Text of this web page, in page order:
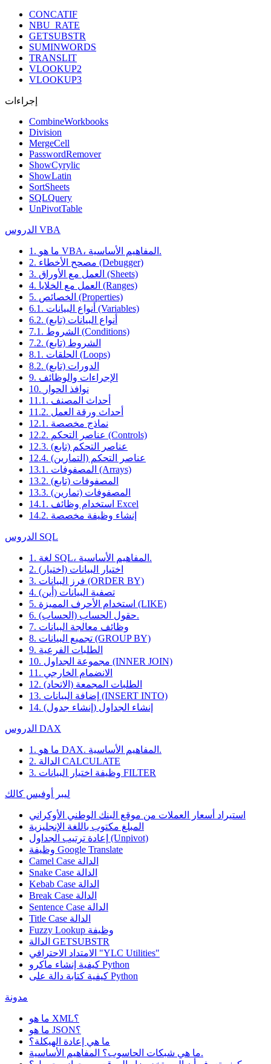
CONCATIF
NBU_RATE
GETSUBSTR
SUMINWORDS
TRANSLIT
VLOOKUP2
VLOOKUP3
إجراءات
CombineWorkbooks
Division
MergeCell
PasswordRemover
ShowCyrylic
ShowLatin
SortSheets
SQLQuery
UnPivotTable
الدروس VBA
1. ما هو VBA، المفاهيم الأساسية.
2. مصحح الأخطاء (Debugger)
3. العمل مع الأوراق (Sheets)
4. العمل مع الخلايا (Ranges)
5. الخصائص (Properties)
6.1. أنواع البيانات (Variables)
6.2. أنواع البيانات (تابع)
7.1. الشروط (Conditions)
7.2. الشروط (تابع)
8.1. الحلقات (Loops)
8.2. الدورات (تابع)
9. الإجراءات والوظائف
10. نوافذ الحوار
11.1. أحداث المصنف
11.2. أحداث ورقة العمل
12.1. نماذج مخصصة
12.2. عناصر التحكم (Controls)
12.3. عناصر التحكم (تابع)
12.4. عناصر التحكم (التمارين)
13.1. المصفوفات (Arrays)
13.2. المصفوفات (تابع)
13.3. المصفوفات (تمارين)
14.1. استخدام وظائف Excel
14.2. إنشاء وظيفة مخصصة
الدروس SQL
1. لغة SQL، المفاهيم الأساسية.
2. اختيار البيانات (اختيار)
3. فرز البيانات (ORDER BY)
4. تصفية البيانات (أين)
5. استخدام الأحرف المميزة (LIKE)
6. حقول الحساب (الحساب).
7. وظائف معالجة البيانات
8. تجميع البيانات (GROUP BY)
9. الطلبات الفرعية
10. مجموعة الجداول (INNER JOIN)
11. الانضمام الخارجي
12. الطلبات المجمعة (الاتحاد)
13. إضافة البيانات (INSERT INTO)
14. إنشاء الجداول (إنشاء جدول)
الدروس DAX
1. ما هو DAX. المفاهيم الأساسية.
2. الدالة CALCULATE
3. وظيفة اختيار البيانات FILTER
ليبر أوفيس كالك
استيراد أسعار العملات من موقع البنك الوطني الأوكراني
المبلغ مكتوب باللغة الإنجليزية
إعادة ترتيب الجداول (Unpivot)
Google Translate
Camel Case الدالة
Snake Case الدالة
Kebab Case الدالة
Break Case الدالة
Sentence Case الدالة
Title Case الدالة
Fuzzy Lookup وظيفة
الدالة GETSUBSTR
الامتداد الاحترافي "YLC Utilities"
كيفية إنشاء ماكرو Python
كيفية كتابة دالة على Python
مدونة
ما هو XML؟
ما هو JSON؟
ما هي إعادة الهيكلة؟
ما هي شبكات الحاسوب؟ المفاهيم الأساسية.